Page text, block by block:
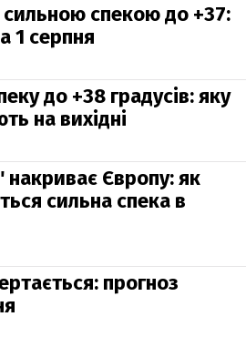
сильною спекою до +37:
1 серпня
до +38 градусів: яку
на вихідні
Європу: як
сильна спека в
прогноз